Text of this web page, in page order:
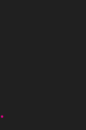
.